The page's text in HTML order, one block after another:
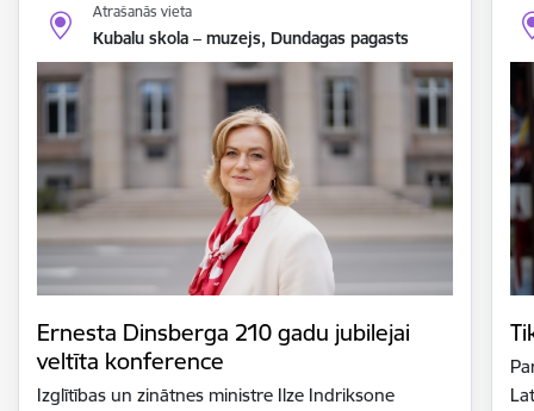
Atrašanās vieta
Kubalu skola – muzejs, Dundagas pagasts
Ernesta Dinsberga 210 gadu jubilejai
veltīta konference
Izglītības un zinātnes ministre Ilze Indriksone